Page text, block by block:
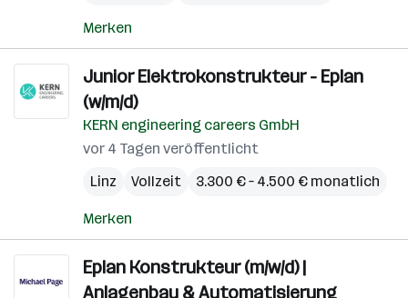
Merken
Junior Elektrokonstrukteur - Eplan
(w/m/d)
KERN engineering careers GmbH
vor 4 Tagen veröffentlicht
Linz
Vollzeit 3.300 € – 4.500 € monatlich
Merken
Eplan Konstrukteur (m/w/d) |
Anlagenbau & Automatisierung